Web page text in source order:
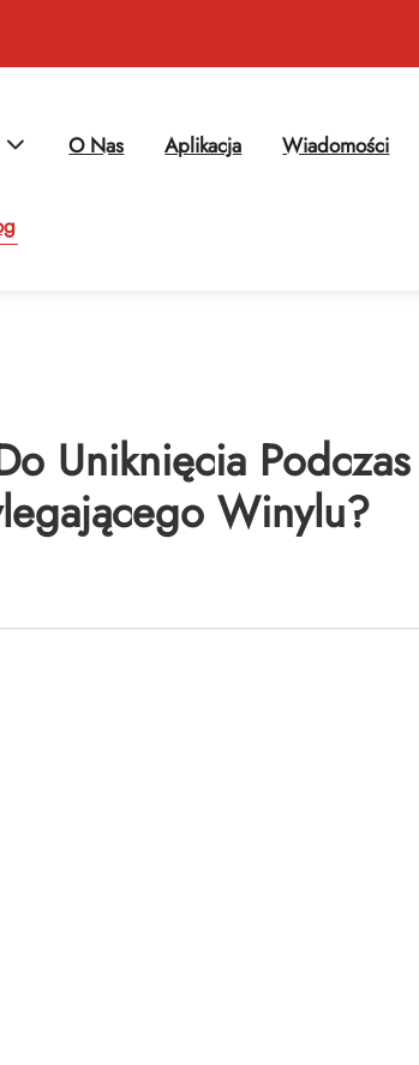
O Nas Aplikacja Wiadomości
Uniknięcia
Winylu?